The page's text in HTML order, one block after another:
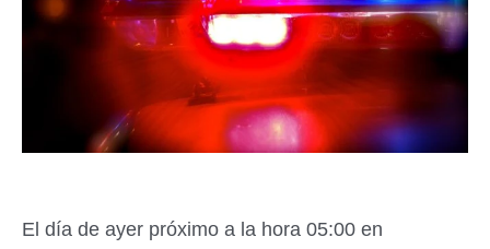
El día de ayer próximo a la hora 05:00 en